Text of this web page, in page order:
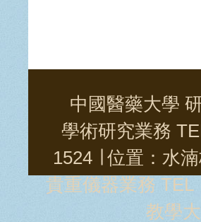
中國醫藥大學
學術研究業務
1524 ∣ 位置：水
貴重儀器業務 TEL
教學